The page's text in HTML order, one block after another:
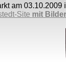
am 03.10.2009
Site mit